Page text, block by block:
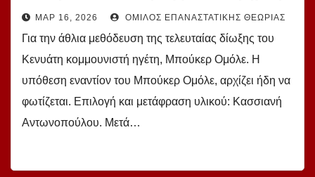
Μπούκερ Ομόλε.
ΜΑΡ 16, 2026 ΌΜΙΛΟΣ ΕΠΑΝΑΣΤΑΤΙΚΉΣ ΘΕΩΡΊΑΣ
Για την άθλια μεθόδευση της τελευταίας δίωξης του
Κενυάτη κομμουνιστή ηγέτη, Μπούκερ Ομόλε. Η
υπόθεση εναντίον του Μπούκερ Ομόλε, αρχίζει ήδη να
φωτίζεται. Επιλογή και μετάφραση υλικού: Κασσιανή
Αντωνοπούλου. Μετά…